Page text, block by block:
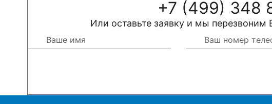
+7 (499) 348
Или оставьте заявку и мы перезвоним